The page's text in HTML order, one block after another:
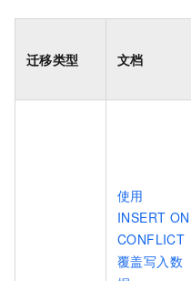
迁移类型 文档
使用
INSERT ON
CONFLICT
覆盖写入数